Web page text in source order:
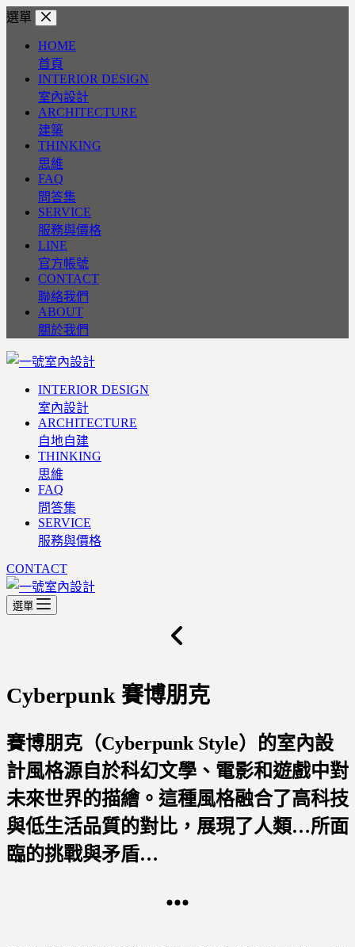
跳
選單
HOME
首頁
INTERIOR DESIGN
室內設計
ARCHITECTURE
建築
THINKING
思維
FAQ
問答集
SERVICE
服務與價格
LINE
官方帳號
CONTACT
聯絡我們
ABOUT
關於我們
INTERIOR DESIGN
室內設計
ARCHITECTURE
自地自建
THINKING
思維
FAQ
問答集
SERVICE
服務與價格
CONTACT
選單
Cyberpunk 賽博朋克
賽博朋克（Cyberpunk Style）的室內設
計風格源自於科幻文學、電影和遊戲中對
未來世界的描繪。這種風格融合了高科技
與低生活品質的對比，展現了人類…所面
臨的挑戰與矛盾…